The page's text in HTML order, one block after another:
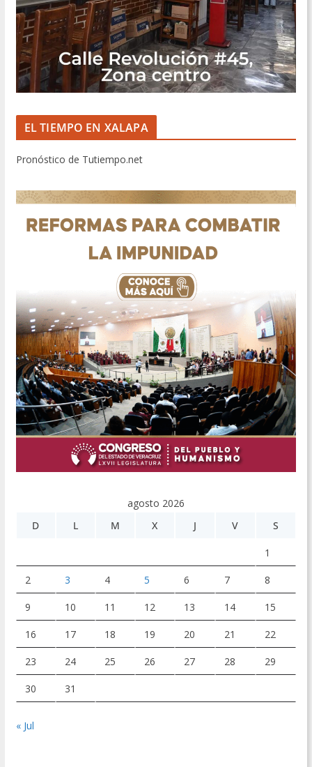
EL TIEMPO EN XALAPA
Pronóstico de Tutiempo.net
agosto 2026
D
L M X J V S
1
2 3 4 5 6 7 8
9 10 11 12 13 14 15
16 17 18 19 20 21 22
23 24 25 26 27 28 29
30 31
« Jul